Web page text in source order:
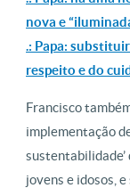
nova e
.: Papa:
respeito e do
Francisco
implementação
jovens e idosos,